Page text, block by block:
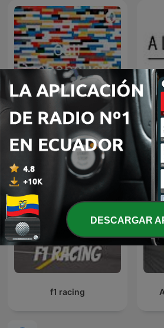
Cali Pachanguero
f1 racing
DESCARGAR